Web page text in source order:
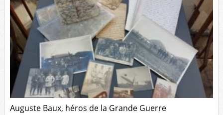
Auguste Baux, héros de la Grande Guerre